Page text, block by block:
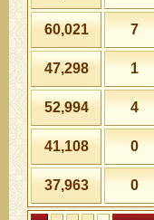
7
60,021
1
47,298
4
52,994
0
41,108
0
37,963